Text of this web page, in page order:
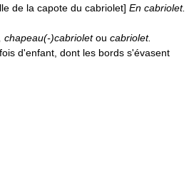
de la capote du cabriolet] En cabriolet.
chapeau(-)cabrioletou cabriolet.
d'enfant, dont les bords s'évasent